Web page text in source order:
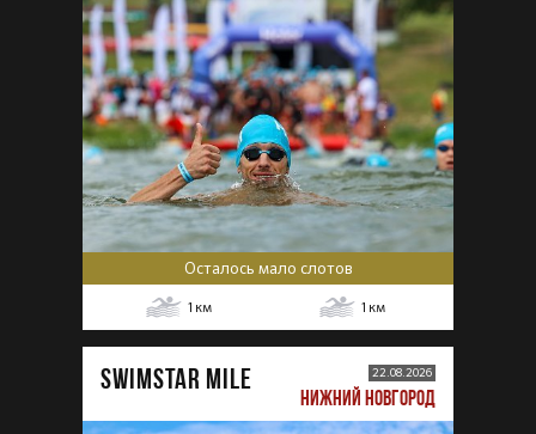
Осталось мало слотов
1 км 1 км
SWIMSTAR MILE 22.08.2026
НИЖНИЙ НОВГОРОД